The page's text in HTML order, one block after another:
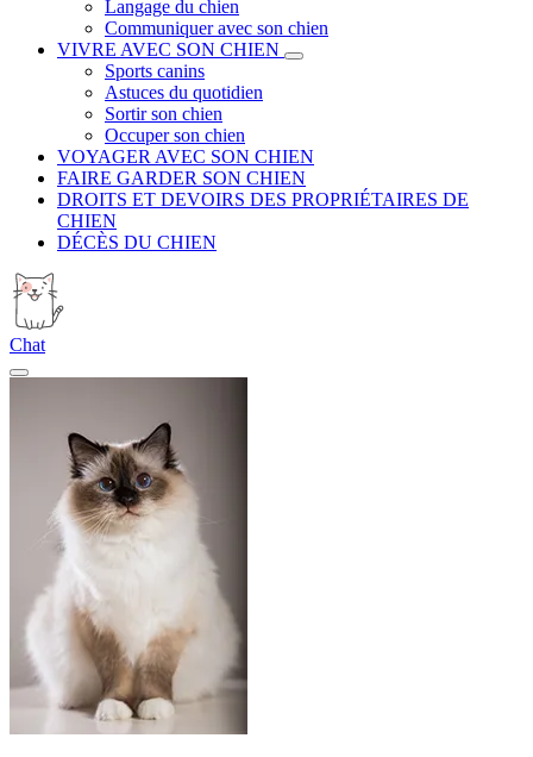
Langage du chien
Communiquer avec son chien
VIVRE AVEC SON CHIEN
Sports canins
Astuces du quotidien
Sortir son chien
Occuper son chien
VOYAGER AVEC SON CHIEN
FAIRE GARDER SON CHIEN
DROITS ET DEVOIRS DES PROPRIÉTAIRES DE
CHIEN
DÉCÈS DU CHIEN
Chat